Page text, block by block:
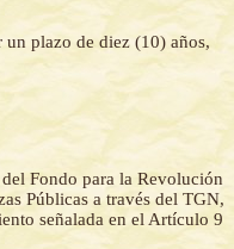
un plazo de diez (10) años,
Fondo para la Revolución
Públicas a través del TGN,
señalada en el Artículo 9